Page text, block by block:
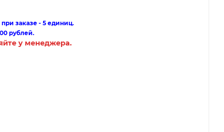
заказе - 5 единиц.
рублей.
у менеджера.